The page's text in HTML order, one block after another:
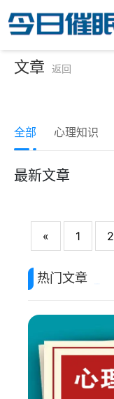
文章 返回
全部 心理知识
最新文章
« 1 2
热门文章